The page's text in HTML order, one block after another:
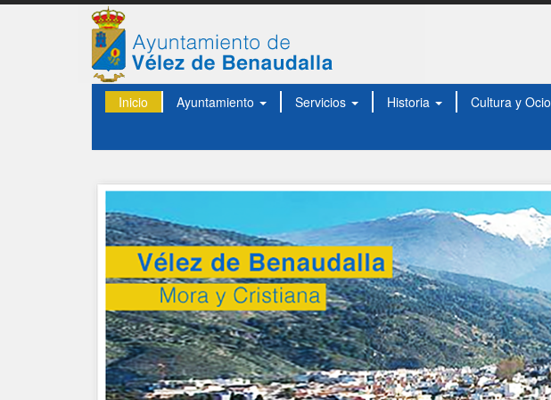
Inicio Ayuntamiento Servicios Historia Cultura y Ocio